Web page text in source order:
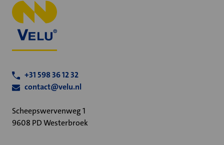
+31 598 36 12 32
contact@velu.nl
Scheepswervenweg 1
9608 PD Westerbroek